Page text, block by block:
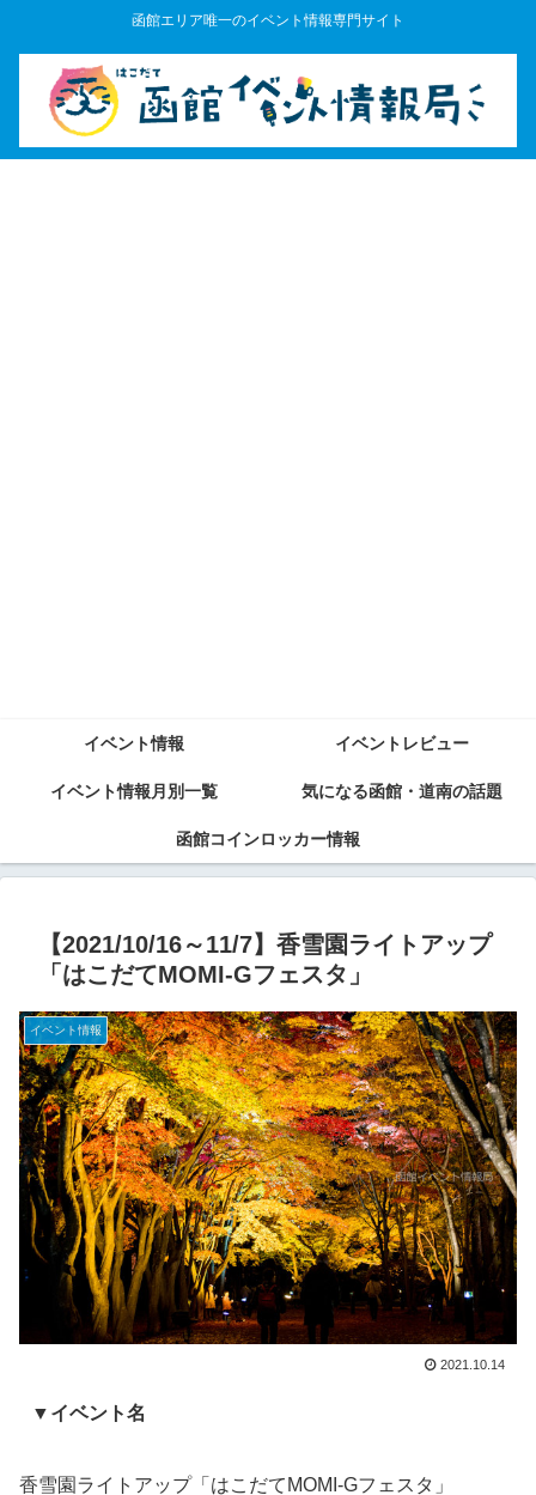
函館エリア唯一のイベント情報専門サイト
イベント情報 イベントレビュー
イベント情報月別一覧 気になる函館・道南の話題
函館コインロッカー情報
【2021/10/16～11/7】香雪園ライトアップ
「はこだてMOMI-Gフェスタ」
イベント情報
2021.10.14
▼イベント名
香雪園ライトアップ「はこだてMOMI-Gフェスタ」